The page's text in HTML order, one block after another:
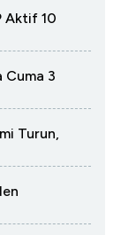
Aktif 10
Cuma 3
Turun,